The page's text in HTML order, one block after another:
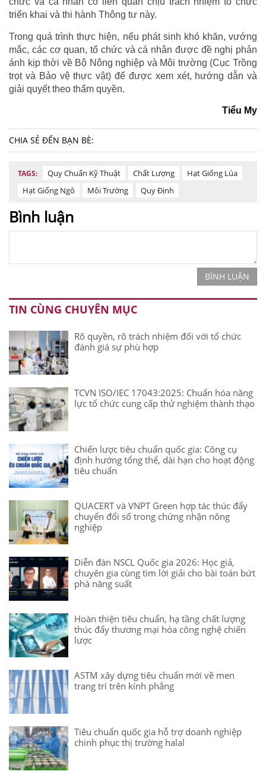
triển khai và thi hành Thông tư này.
Trong quá trình thực hiện, nếu phát sinh khó khăn, vướng
mắc, các cơ quan, tổ chức và cá nhân được đề nghị phản
ánh kịp thời về Bộ Nông nghiệp và Môi trường (Cục Trồng
trọt và Bảo vệ thực vật) để được xem xét, hướng dẫn và
giải quyết theo thẩm quyền.
Tiểu My
CHIA SẺ ĐẾN BẠN BÈ:
TAGS: Quy Chuẩn Kỹ Thuật Chất Lượng
Hạt Giống Lúa
Hạt Giống Ngô
Môi Trường Quy Định
Bình luận
BÌNH LUẬN
TIN CÙNG CHUYÊN MỤC
Rõ quyền, rõ trách nhiệm đối với tổ chức
đánh giá sự phù hợp
TCVN ISO/IEC 17043:2025: Chuẩn hóa năng
lực tổ chức cung cấp thử nghiệm thành thạo
Chiến lược tiêu chuẩn quốc gia: Công cụ
định hướng tổng thể, dài hạn cho hoạt động
tiêu chuẩn
QUACERT và VNPT Green hợp tác thúc đẩy
chuyển đổi số trong chứng nhận nông
nghiệp
Diễn đàn NSCL Quốc gia 2026: Học giả,
chuyên gia cùng tìm lời giải cho bài toán bứt
phá năng suất
Hoàn thiện tiêu chuẩn, hạ tầng chất lượng
thúc đẩy thương mại hóa công nghệ chiến
lược
ASTM xây dựng tiêu chuẩn mới về men
trang trí trên kính phẳng
Tiêu chuẩn quốc gia hỗ trợ doanh nghiệp
chinh phục thị trường halal